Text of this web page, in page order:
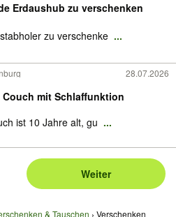
Erdaushub zu verschenken
zu verschenke ...
28.07.2026
Couch mit Schlaffunktion
ist 10 Jahre alt, gu ...
Weiter
& Tauschen Verschenken